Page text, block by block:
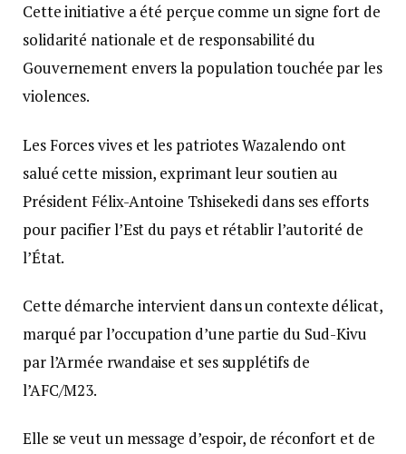
Cette initiative a été perçue comme un signe fort de
solidarité nationale et de responsabilité du
Gouvernement envers la population touchée par les
violences.
Les Forces vives et les patriotes Wazalendo ont
salué cette mission, exprimant leur soutien au
Président Félix-Antoine Tshisekedi dans ses efforts
pour pacifier l’Est du pays et rétablir l’autorité de
l’État.
Cette démarche intervient dans un contexte délicat,
marqué par l’occupation d’une partie du Sud-Kivu
par l’Armée rwandaise et ses supplétifs de
l’AFC/M23.
Elle se veut un message d’espoir, de réconfort et de